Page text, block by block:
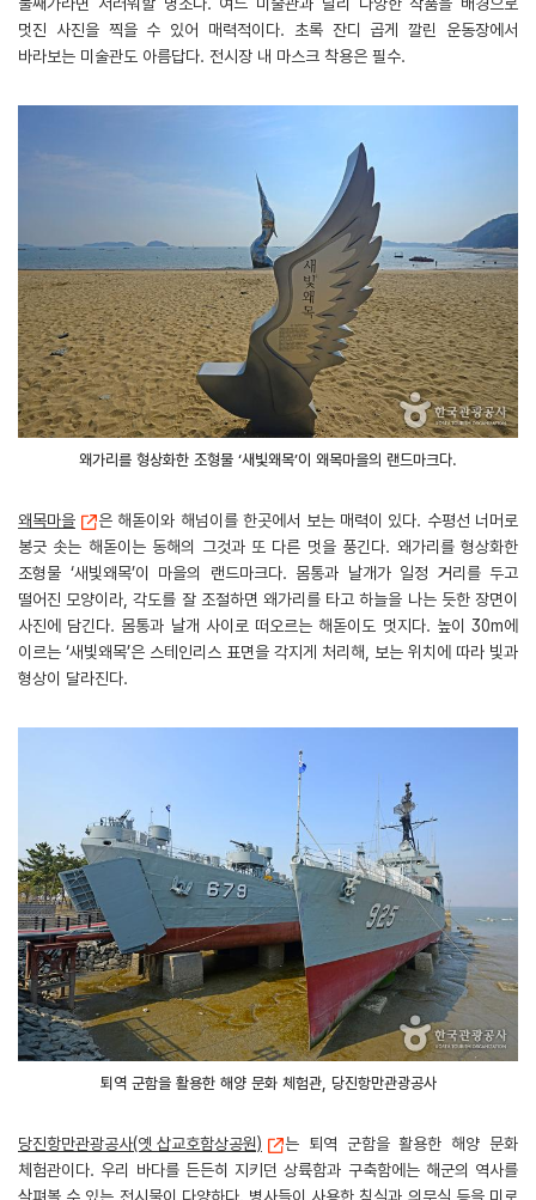
멋진 사진을 찍을 수 있어 매력적이다. 초록 잔디 곱게 깔린 운동장에서
바라보는 미술관도 아름답다. 전시장 내 마스크 착용은 필수.
왜가리를 형상화한 조형물 ‘새빛왜목’이 왜목마을의 랜드마크다.
왜목마을
은 해돋이와 해넘이를 한곳에서 보는 매력이 있다. 수평선 너머로
봉긋 솟는 해돋이는 동해의 그것과 또 다른 멋을 풍긴다. 왜가리를 형상화한
조형물 ‘새빛왜목’이 마을의 랜드마크다. 몸통과 날개가 일정 거리를 두고
떨어진 모양이라, 각도를 잘 조절하면 왜가리를 타고 하늘을 나는 듯한 장면이
사진에 담긴다. 몸통과 날개 사이로 떠오르는 해돋이도 멋지다. 높이 30m에
이르는 ‘새빛왜목’은 스테인리스 표면을 각지게 처리해, 보는 위치에 따라 빛과
형상이 달라진다.
퇴역 군함을 활용한 해양 문화 체험관, 당진항만관광공사
당진항만관광공사(옛 삽교호함상공원)
는 퇴역 군함을 활용한 해양 문화
체험관이다. 우리 바다를 든든히 지키던 상륙함과 구축함에는 해군의 역사를